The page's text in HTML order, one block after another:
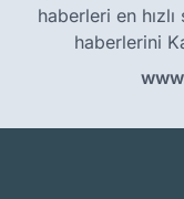
haberleri en
haberlerini